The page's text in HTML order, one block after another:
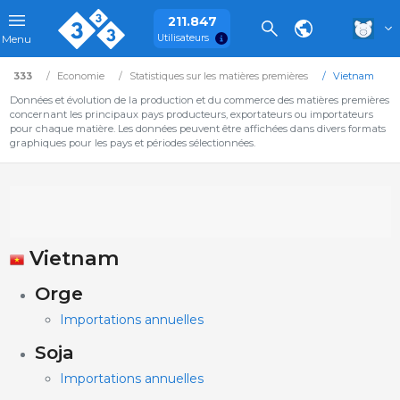
Menu
211.847
Utilisateurs
333 Economie Statistiques sur les matières premières
Vietnam
Données et évolution de la production et du commerce des matières premières
concernant les principaux pays producteurs, exportateurs ou importateurs
pour chaque matière. Les données peuvent être affichées dans divers formats
graphiques pour les pays et périodes sélectionnées.
Vietnam
Orge
Importations annuelles
Soja
Importations annuelles